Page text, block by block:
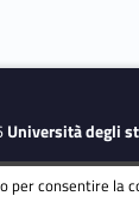
Università degli
per consentire la